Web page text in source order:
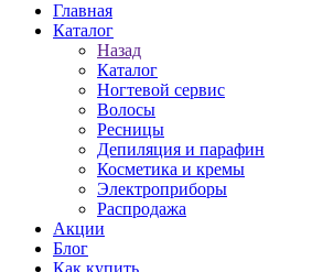
Главная
Каталог
Назад
Каталог
Ногтевой сервис
Волосы
Ресницы
Депиляция и парафин
Косметика и кремы
Электроприборы
Распродажа
Акции
Блог
Как купить